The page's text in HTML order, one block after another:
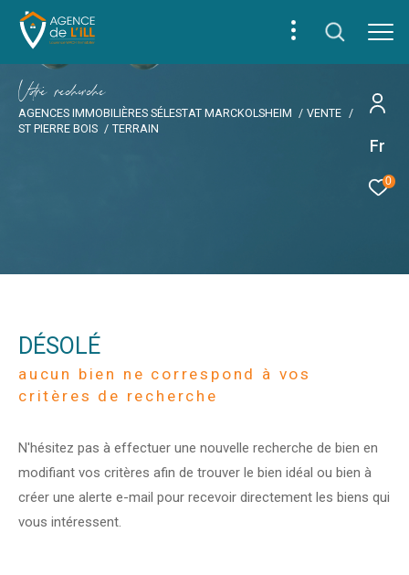
Fr
0
Vore recece
AGENCES IMMOBILIÈRES SÉLESTAT MARCKOLSHEIM
VENTE
ST PIERRE BOIS
TERRAIN
DÉSOLÉ
aucun bien ne correspond à vos
critères de recherche
N'hésitez pas à effectuer une nouvelle recherche de bien en
modifiant vos critères afin de trouver le bien idéal ou bien à
créer une alerte e-mail pour recevoir directement les biens qui
vous intéressent.